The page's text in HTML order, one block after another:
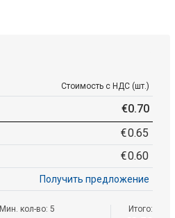
Стоимость с НДС (шт.)
€0.70
€0.65
€0.60
Получить предложение
Мин. кол-во: 5
Итого: